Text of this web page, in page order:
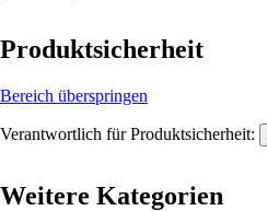
Produktsicherheit
Bereich überspringen
Verantwortlich für Produktsicherheit:
Weitere Kategorien